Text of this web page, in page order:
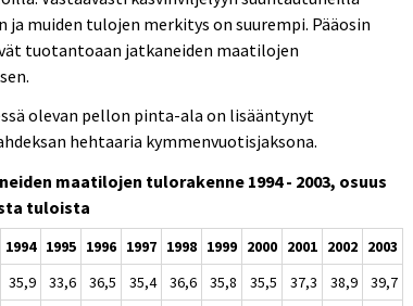
muiden tulojen merkitys on suurempi. Pääosin
tuotantoaan jatkaneiden maatilojen
olevan pellon pinta-ala on lisääntynyt
hehtaaria kymmenvuotisjaksona.
maatilojen tulorakenne 1994 - 2003, osuus
tuloista
1994 1995 1996 1997 1998 1999 2000 2001 2002 2003
35,9 33,6 36,5 35,4 36,6 35,8 35,5 37,3 38,9
39,7